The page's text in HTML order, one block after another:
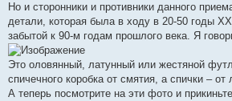
Но и сторонники и противники данного
детали, которая была в ходу в 20-50 годы
забытой к 90-м годам прошлого века. Я
Это оловянный, латунный или жестяной
спичечного коробка от смятия, а спички – от
А теперь посмотрите на эти фото и